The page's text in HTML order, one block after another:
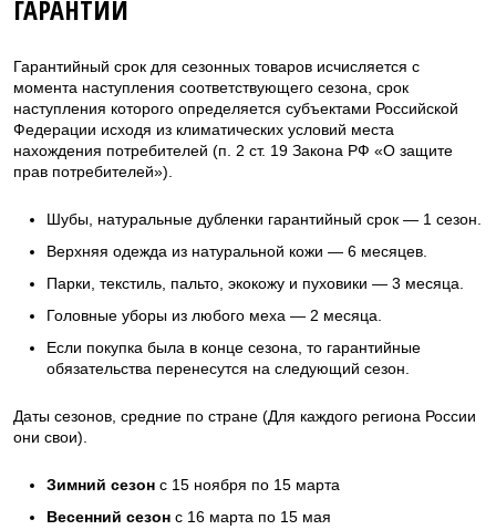
ГАРАНТИИ
Гарантийный срок для сезонных товаров исчисляется с
момента наступления соответствующего сезона, срок
наступления которого определяется субъектами Российской
Федерации исходя из климатических условий места
нахождения потребителей (п. 2 ст. 19 Закона РФ «О защите
прав потребителей»).
Шубы, натуральные дубленки гарантийный срок — 1 сезон.
Верхняя одежда из натуральной кожи — 6 месяцев.
Парки, текстиль, пальто, экокожу и пуховики — 3 месяца.
Головные уборы из любого меха — 2 месяца.
Если покупка была в конце сезона, то гарантийные
обязательства перенесутся на следующий сезон.
Даты сезонов, средние по стране (Для каждого региона России
они свои).
Зимний сезон с 15 ноября по 15 марта
Весенний сезон с 16 марта по 15 мая